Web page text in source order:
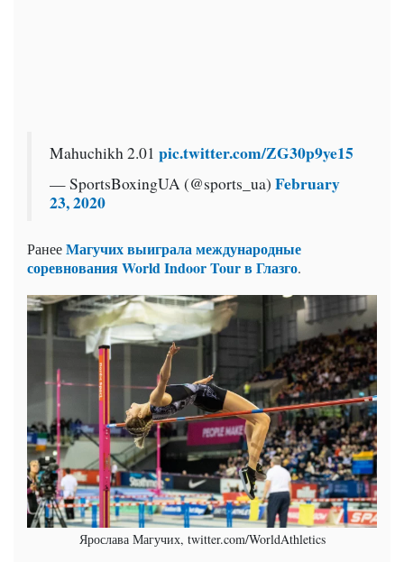
Mahuchikh 2.01 pic.twitter.com/ZG30p9ye15
— SportsBoxingUA (@sports_ua) February
23, 2020
РанееМагучих выиграла международные
соревнования World Indoor Tour в Глазго.
Ярослава Магучих, twitter.com/WorldAthletics